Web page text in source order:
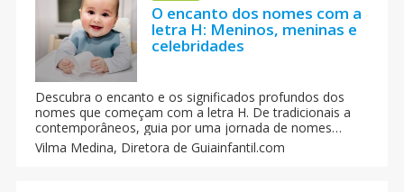
O encanto dos nomes com a
letra H: Meninos, meninas e
celebridades
Descubra o encanto e os significados profundos dos
nomes que começam com a letra H. De tradicionais a
contemporâneos, guia por uma jornada de nomes
masculinos, femininos e até mesmo unissex, revelando
as histórias e nuances por trás de cada escolha.
Vilma Medina, Diretora de Guiainfantil.com